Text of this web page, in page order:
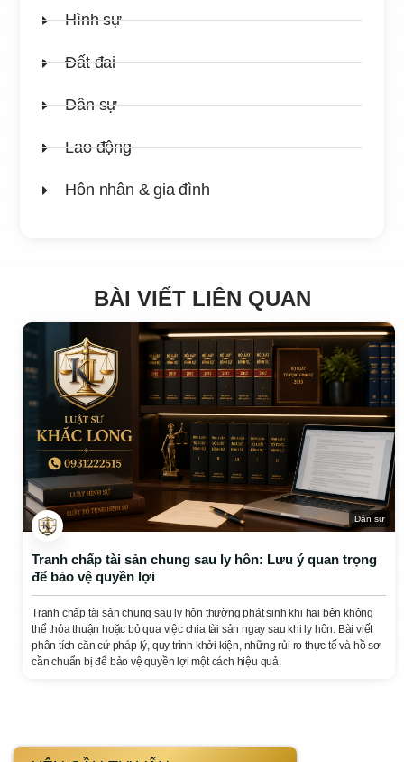
Hình sự
Đất đai
Dân sự
Lao động
Hôn nhân & gia đình
BÀI VIẾT LIÊN QUAN
Dân sự
Tranh chấp tài sản chung sau ly hôn: Lưu ý quan trọng
để bảo vệ quyền lợi
Tranh chấp tài sản chung sau ly hôn thường phát sinh khi hai bên không
thể thỏa thuận hoặc bỏ qua việc chia tài sản ngay sau khi ly hôn. Bài viết
phân tích căn cứ pháp lý, quy trình khởi kiện, những rủi ro thực tế và hồ sơ
cần chuẩn bị để bảo vệ quyền lợi một cách hiệu quả.